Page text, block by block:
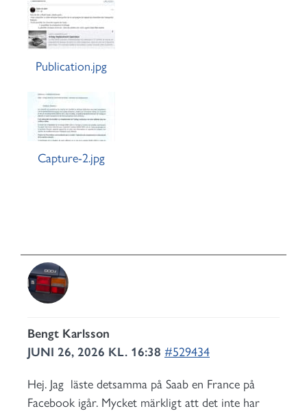
Publication.jpg
Capture-2.jpg
Bengt Karlsson
JUNI 26, 2026 KL. 16:38 #529434
Hej. Jag läste detsamma på Saab en France på
Facebook igår. Mycket märkligt att det inte har